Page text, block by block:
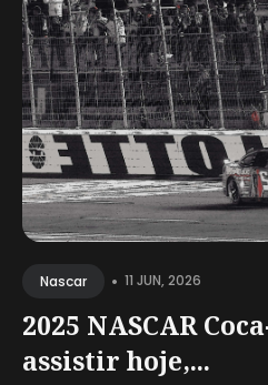
Nascar • 11 JUN, 2026
2025 NASCAR
assistir hoje,...